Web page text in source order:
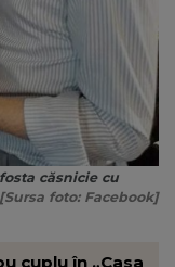
căsnicie cu
[Sursa foto: Facebook]
cuplu în „Casa